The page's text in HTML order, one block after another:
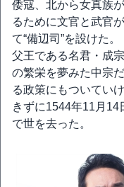
倭寇、北から女真族
るために文官と武官
て“備辺司”を設けた。
父王である名君・成
の繁栄を夢みた中宗
る政策にもついてい
きずに1544年11月14
で世を去った。